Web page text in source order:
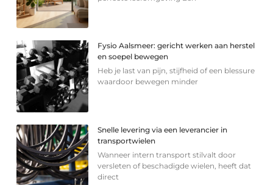
Fysio Aalsmeer: gericht werken aan herstel
en soepel bewegen
Heb je last van pijn, stijfheid of een blessure
waardoor bewegen minder
Snelle levering via een leverancier in
transportwielen
Wanneer intern transport stilvalt door
versleten of beschadigde wielen, heeft dat
direct